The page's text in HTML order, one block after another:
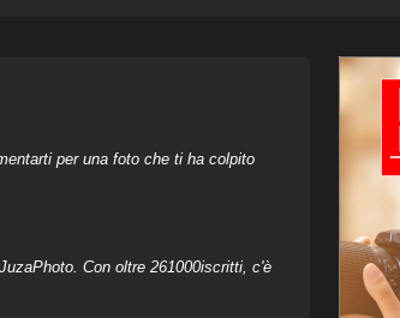
per una foto che ti ha colpito
Con oltre 261000iscritti, c'è